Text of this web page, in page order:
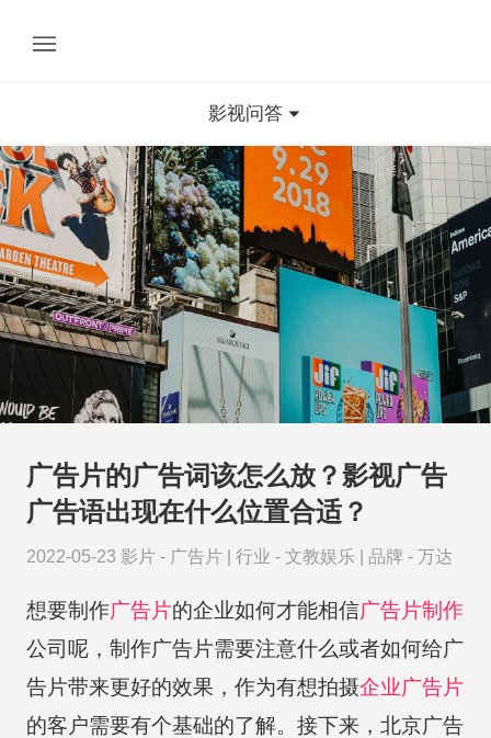
影视问答
广告片的广告词该怎么放？影视广告
广告语出现在什么位置合适？
2022-05-23 影片 - 广告片 行业 - 文教娱乐 品牌 - 万达
想要制作广告片的企业如何才能相信广告片制作
公司呢，制作广告片需要注意什么或者如何给广
告片带来更好的效果，作为有想拍摄企业广告片
的客户需要有个基础的了解。接下来，北京广告